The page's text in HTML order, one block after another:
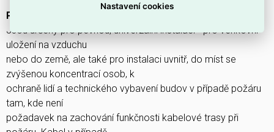
POUŽITÍ
Jsou určeny pro pevnou, univerzální instalaci - pro venkovní
uložení na vzduchu
nebo do země, ale také pro instalaci uvnitř, do míst se
zvýšenou koncentrací osob, k
ochraně lidí a technického vybavení budov v případě požáru
tam, kde není
požadavek na zachování funkčnosti kabelové trasy při
Nastavení cookies